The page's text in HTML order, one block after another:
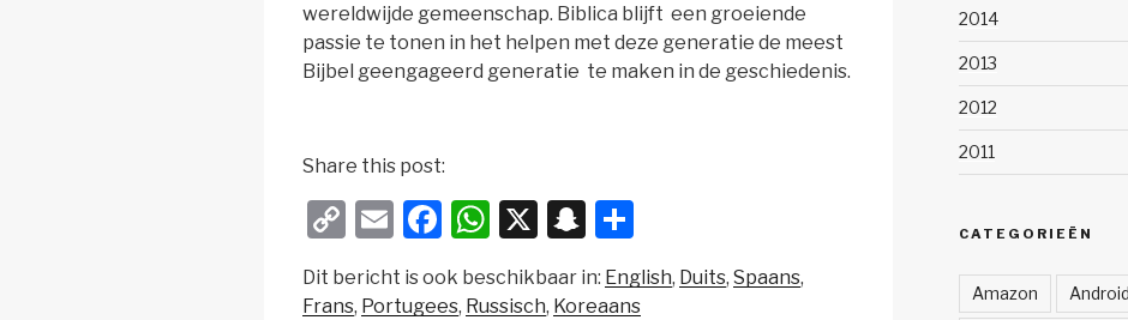
wereldwijde gemeenschap. Biblica blijft een groeiende
passie te tonen in het helpen met deze generatie de meest
Bijbel geengageerd generatie te maken in de geschiedenis.
Share this post:
C
p
E
ail
F
c
W
at
X
S
a e
Dit bericht is ook beschikbaar in: English Duits Spaans
Frans Portugees Russisch Koreaans
2014
2013
2012
2011
CATEGORIEËN
Amazon Android